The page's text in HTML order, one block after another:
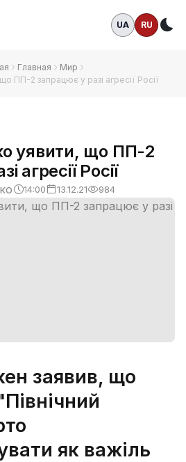
UA RU
Главная
Мир
ПП-2 запрацює у разі агресії Росії
уявити, що ПП-2
агресії Росії
14:00 13.12.21 984
заявив, що
як важіль